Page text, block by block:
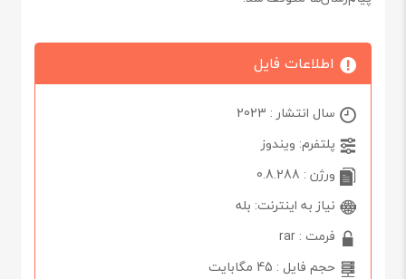
اطلاعات فایل
سال انتشار : 2023
پلتفرم: ویندوز
ورژن : 0.8.288
نیاز به اینترنت: بله
فرمت : rar
حجم فایل : 45 مگابایت